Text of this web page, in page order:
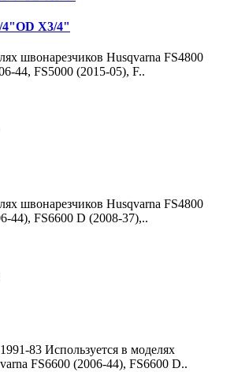
X3/4"
швонарезчиков Husqvarna FS4800
44, FS5000 (2015-05), F..
швонарезчиков Husqvarna FS4800
44), FS6600 D (2008-37),..
83 Используется в моделях
FS6600 (2006-44), FS6600 D..